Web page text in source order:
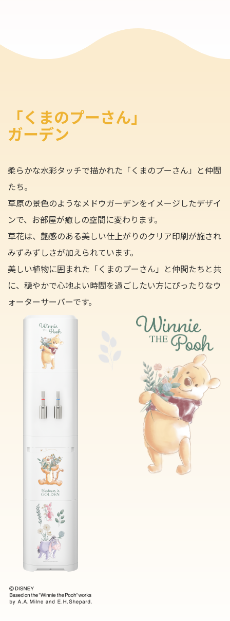
「くまのプーさん」
ガーデン
柔らかな水彩タッチで描かれた「くまのプーさん」と仲間
たち。
草原の景色のようなメドウガーデンをイメージしたデザイ
ンで、お部屋が癒しの空間に変わります。
草花は、艶感のある美しい仕上がりのクリア印刷が施され
みずみずしさが加えられています。
美しい植物に囲まれた「くまのプーさん」と仲間たちと共
に、穏やかで心地よい時間を過ごしたい方にぴったりなウ
ォーターサーバーです。